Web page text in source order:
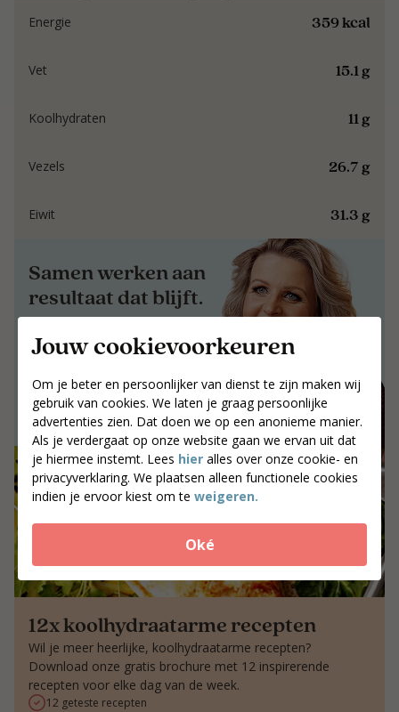
Jouw cookievoorkeuren
Om je beter en persoonlijker van dienst te zijn maken wij
gebruik van cookies. We laten je graag persoonlijke
advertenties zien. Dat doen we op een anonieme manier.
Als je verdergaat op onze website gaan we ervan uit dat
je hiermee instemt. Lees hier alles over onze cookie- en
privacyverklaring. We plaatsen alleen functionele cookies
indien je ervoor kiest om te weigeren.
Oké
359 kcal
Energie
15.1 g
Vet
11 g
Koolhydraten
26.7 g
Vezels
31.3 g
Eiwit
Samen werken aan
resultaat dat blijft.
Samen werken aan resultaat dat blijft.
Zoek coaches
12x koolhydraatarme recepten
Wil je meer heerlijke, koolhydraatarme recepten?
Download onze gratis brochure met 12 inspirerende
recepten voor elke dag van de week.
12 geteste recepten